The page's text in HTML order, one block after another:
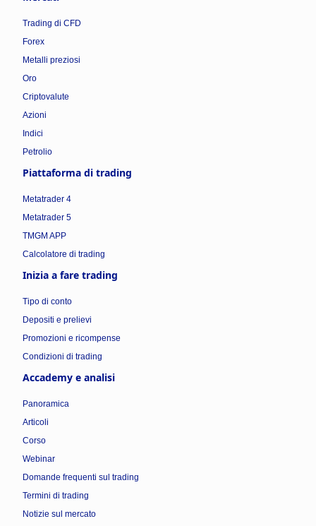
Trading di CFD
Forex
Metalli preziosi
Oro
Criptovalute
Azioni
Indici
Petrolio
Piattaforma di trading
Metatrader 4
Metatrader 5
TMGM APP
Calcolatore di trading
Inizia a fare trading
Tipo di conto
Depositi e prelievi
Promozioni e ricompense
Condizioni di trading
Accademy e analisi
Panoramica
Articoli
Corso
Webinar
Domande frequenti sul trading
Termini di trading
Notizie sul mercato